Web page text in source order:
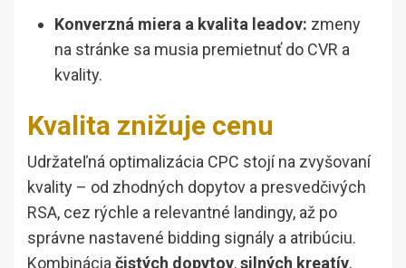
Konverzná miera a kvalita leadov: zmeny
na stránke sa musia premietnuť do CVR a
kvality.
Kvalita znižuje cenu
Udržateľná optimalizácia CPC stojí na zvyšovaní
kvality – od zhodných dopytov a presvedčivých
RSA, cez rýchle a relevantné landingy, až po
správne nastavené bidding signály a atribúciu.
Kombináciačistých dopytov,silných kreatív,